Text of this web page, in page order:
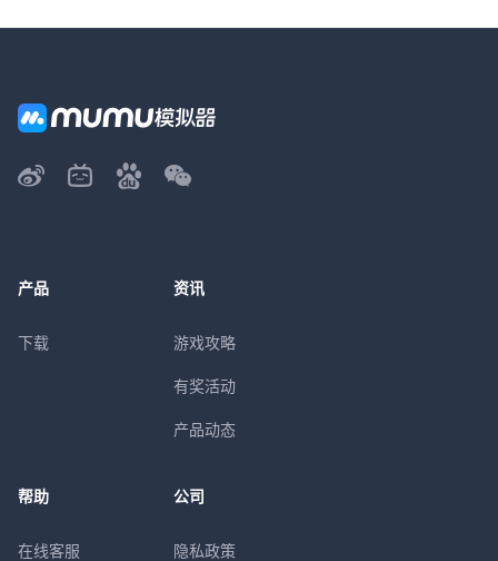
产品
下载
资讯
游戏攻略
有奖活动
产品动态
帮助
在线客服
公司
隐私政策